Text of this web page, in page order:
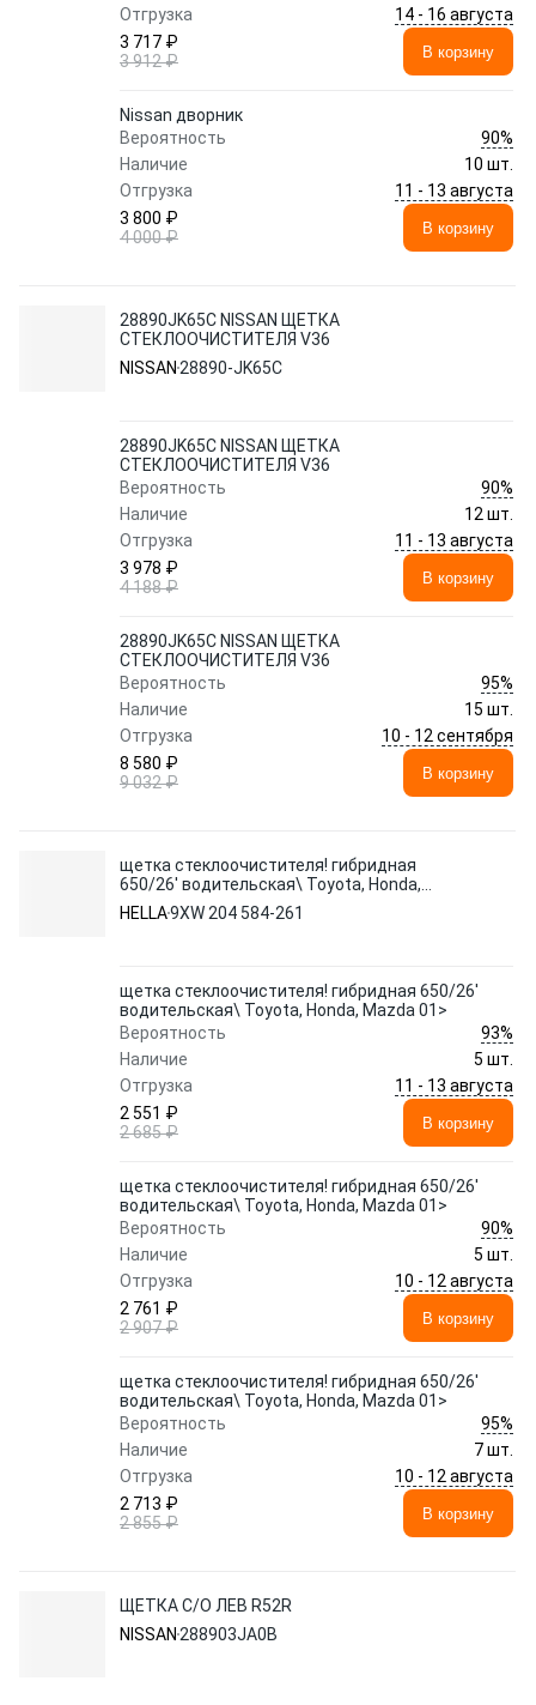
Отгрузка
14 - 16 августа
3 717 ₽
3 912 ₽
В корзину
Nissan дворник
Вероятность
90%
Наличие
10 шт.
Отгрузка
11 - 13 августа
3 800 ₽
4 000 ₽
В корзину
28890JK65C NISSAN ЩЕТКА
СТЕКЛООЧИСТИТЕЛЯ V36
NISSAN 28890-JK65C
28890JK65C NISSAN ЩЕТКА
СТЕКЛООЧИСТИТЕЛЯ V36
Вероятность
90%
Наличие
12 шт.
Отгрузка
11 - 13 августа
3 978 ₽
4 188 ₽
В корзину
28890JK65C NISSAN ЩЕТКА
СТЕКЛООЧИСТИТЕЛЯ V36
Вероятность
95%
Наличие
15 шт.
Отгрузка
10 - 12 сентября
8 580 ₽
9 032 ₽
В корзину
щетка стеклоочистителя! гибридная
650/26' водительская\ Toyota, Honda,
Mazda 01>
HELLA9XW 204 584-261
щетка стеклоочистителя! гибридная 650/26'
водительская\ Toyota, Honda, Mazda 01>
Вероятность
93%
Наличие
5 шт.
Отгрузка
11 - 13 августа
2 551 ₽
2 685 ₽
В корзину
щетка стеклоочистителя! гибридная 650/26'
водительская\ Toyota, Honda, Mazda 01>
Вероятность
90%
Наличие
5 шт.
Отгрузка
10 - 12 августа
2 761 ₽
2 907 ₽
В корзину
щетка стеклоочистителя! гибридная 650/26'
водительская\ Toyota, Honda, Mazda 01>
Вероятность
95%
Наличие
7 шт.
Отгрузка
10 - 12 августа
2 713 ₽
2 855 ₽
В корзину
ЩЕТКА С/О ЛЕВ R52R
NISSAN 288903JA0B